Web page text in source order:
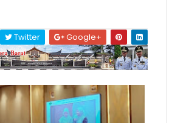
Twitter Google+